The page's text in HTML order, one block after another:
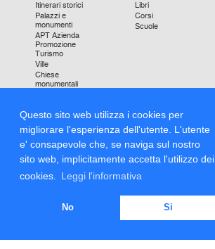
Questo sito web utilizza i cookies per
migliorare l'esperienza dell'utente. L'utente
e' consapevole che, se naviga sul nostro
sito web, implicitamente accetta l'utilizzo dei
cookies.
Leggi l'informativa
No Si
Itinerari storici
Palazzi e
monumenti
APT Azienda
Promozione
Turismo
Ville
Chiese
monumentali
Libri
Corsi
Scuole